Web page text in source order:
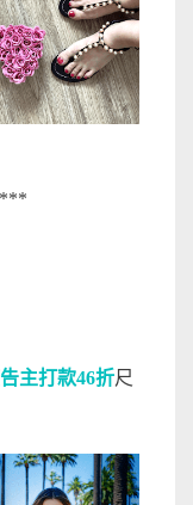
主打款46折尺